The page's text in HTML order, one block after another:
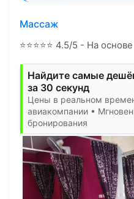
Массаж
⭐⭐⭐⭐⭐ 4.5/5 - На
Найдите самые
за 30 секунд
Цены в реальном
авиакомпании •
бронирования